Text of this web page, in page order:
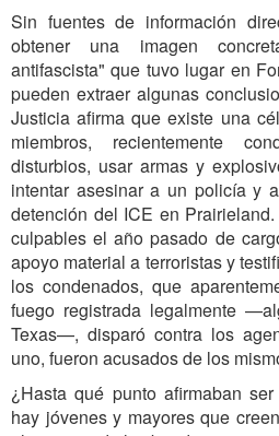
Sin fuentes de información
obtener una imagen
antifascista" que tuvo lugar en
pueden extraer algunas
Justicia afirma que existe una
miembros, recientemente
disturbios, usar armas y
intentar asesinar a un policía y
detención del ICE en
culpables el año pasado de
apoyo material a terroristas y
los condenados, que
fuego registrada legalmente
Texas—, disparó contra los
uno, fueron acusados de los
¿Hasta qué punto afirmaban
hay jóvenes y mayores que